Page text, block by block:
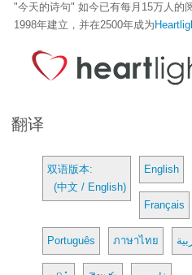
"今天的诗句" 如今已有每月15万人的
1998年建立，并在2500年成为
翻译
双语版本:
(中文 / English)
English
Français
Português ภาษาไทย